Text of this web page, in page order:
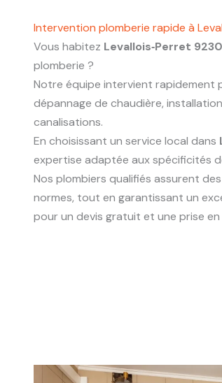
Intervention plomberie rapide à
Vous habitez Levallois‑Perret
plomberie ?
Notre équipe intervient rapidement
dépannage de chaudière,
canalisations.
En choisissant un service local dans
expertise adaptée aux spécificités
Nos plombiers qualifiés assurent
normes, tout en garantissant un
pour un devis gratuit et une prise